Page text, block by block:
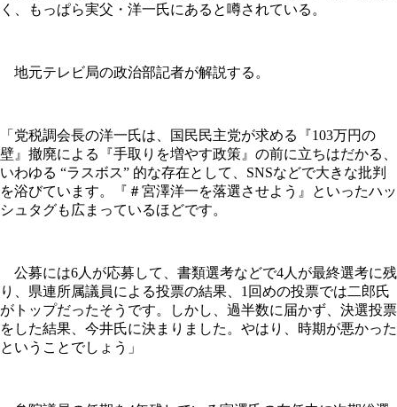
く、もっぱら実父・洋一氏にあると噂されている。
地元テレビ局の政治部記者が解説する。
「党税調会長の洋一氏は、国民民主党が求める『103万円の
壁』撤廃による『手取りを増やす政策』の前に立ちはだかる、
いわゆる “ラスボス” 的な存在として、SNSなどで大きな批判
を浴びています。『＃宮澤洋一を落選させよう』といったハッ
シュタグも広まっているほどです。
公募には6人が応募して、書類選考などで4人が最終選考に残
り、県連所属議員による投票の結果、1回めの投票では二郎氏
がトップだったそうです。しかし、過半数に届かず、決選投票
をした結果、今井氏に決まりました。やはり、時期が悪かった
ということでしょう」